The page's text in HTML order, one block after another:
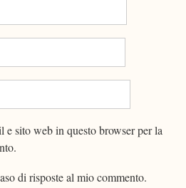
e sito web in questo browser per la
di risposte al mio commento.